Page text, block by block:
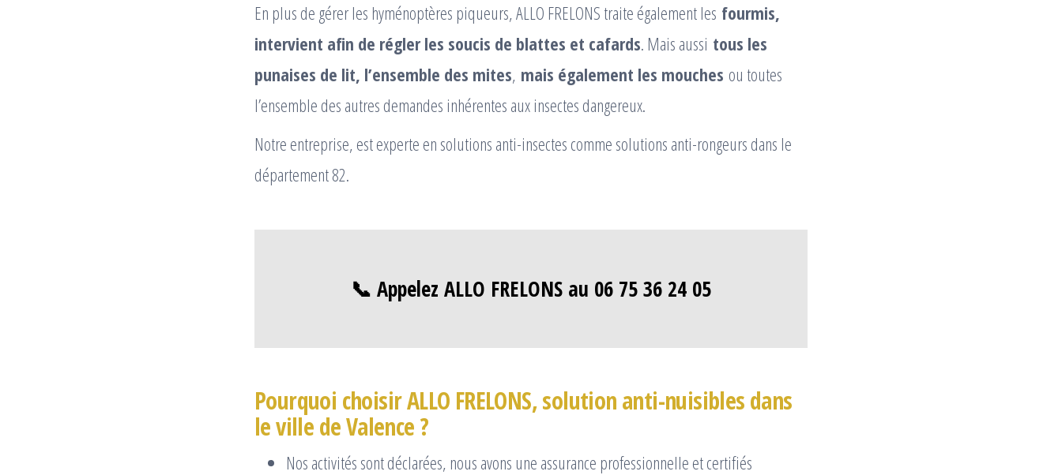
En plus de gérer les hyménoptères piqueurs, ALLO FRELONS traite également les fourmis,
intervient afin de régler les soucis de blattes et cafards. Mais aussi tous les
punaises de lit, l’ensemble des mites, mais également les mouches ou toutes
l’ensemble des autres demandes inhérentes aux insectes dangereux.
Notre entreprise, est experte en solutions anti-insectes comme solutions anti-rongeurs dans le
département 82.
📞 Appelez ALLO FRELONS au 06 75 36 24 05
Pourquoi choisir ALLO FRELONS, solution anti-nuisibles dans
le ville de Valence ?
Nos activités sont déclarées, nous avons une assurance professionnelle et certifiés